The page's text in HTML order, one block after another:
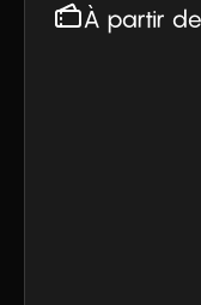
À partir de